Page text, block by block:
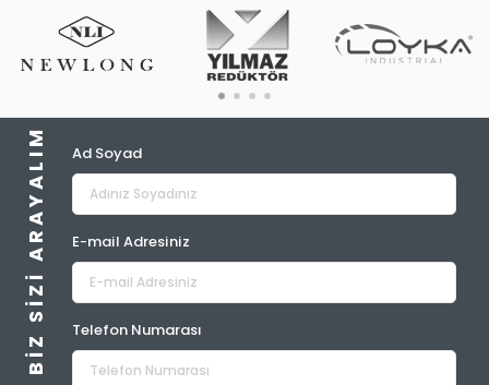
BIZ SIZI ARAYALIM Ad Soyad
E-mail Adresiniz
Telefon Numarası